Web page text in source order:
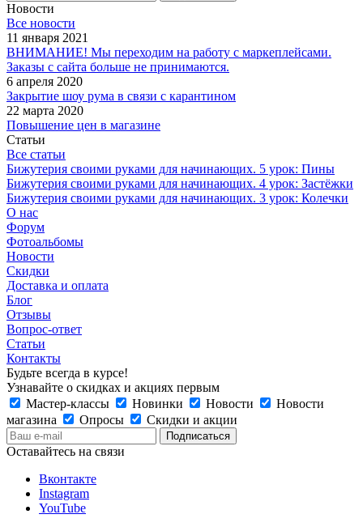
Новости
Все новости
11 января 2021
ВНИМАНИЕ! Мы переходим на работу с маркеплейсами.
Заказы с сайта больше не принимаются.
6 апреля 2020
Закрытие шоу рума в связи с карантином
22 марта 2020
Повышение цен в магазине
Статьи
Все статьи
Бижутерия своими руками для начинающих. 5 урок: Пины
Бижутерия своими руками для начинающих. 4 урок: Застёжки
Бижутерия своими руками для начинающих. 3 урок: Колечки
О нас
Форум
Фотоальбомы
Новости
Скидки
Доставка и оплата
Блог
Отзывы
Вопрос-ответ
Статьи
Контакты
Будьте всегда в курсе!
Узнавайте о скидках и акциях первым
Мастер-классы
Новинки Новости
Новости
магазина
Опросы Скидки и акции
Оставайтесь на связи
Вконтакте
Instagram
YouTube